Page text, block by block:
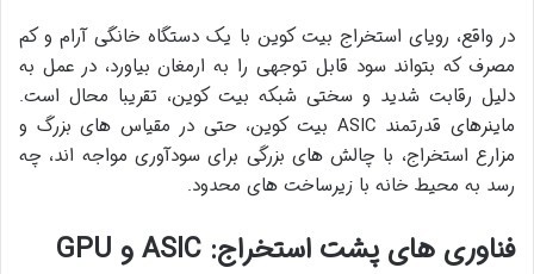
در واقع، رویای استخراج بیت کوین با یک دستگاه خانگی آرام و کم
مصرف که بتواند سود قابل توجهی را به ارمغان بیاورد، در عمل به
دلیل رقابت شدید و سختی شبکه بیت کوین، تقریبا محال است.
ماینرهای قدرتمند ASIC بیت کوین، حتی در مقیاس های بزرگ و
مزارع استخراج، با چالش های بزرگی برای سودآوری مواجه اند، چه
رسد به محیط خانه با زیرساخت های محدود.
فناوری های پشت استخراج: ASIC و GPU